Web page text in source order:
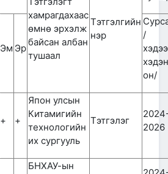
хамрагдахаас
өмнө эрхэлж
байсан албан
тушаал
Тэтгэлгийн
нэр
Эм Эр
/
хэдэн
он/
+ +
Япон улсын
Китамигийн
технологийн
их сургууль
Тэтгэлэг
2026
БНХАУ-ын